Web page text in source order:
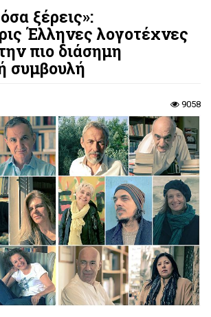
ξέρεις»:
Έλληνες λογοτέχνες
πιο διάσημη
συμβουλή
9058